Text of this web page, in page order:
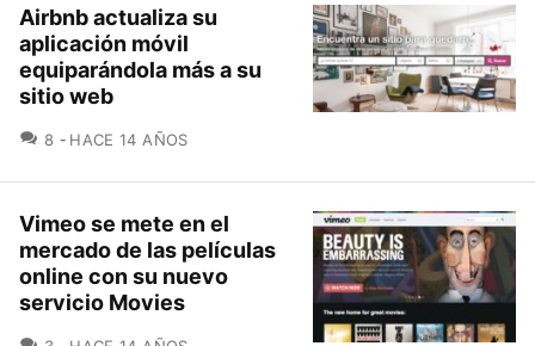
Airbnb actualiza su
aplicación móvil
equiparándola más a su
sitio web
8 COMENTARIOS
HACE 14 AÑOS
Vimeo se mete en el
mercado de las películas
online con su nuevo
servicio Movies